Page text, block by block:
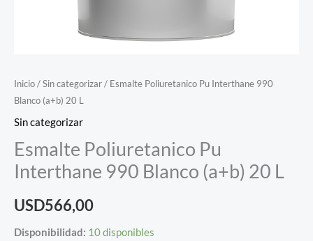
Inicio/Sin categorizar/ Esmalte Poliuretanico Pu Interthane 990
Blanco (a+b) 20 L
Sin categorizar
Esmalte Poliuretanico Pu
Interthane 990 Blanco (a+b) 20 L
USD566,00
Disponibilidad: 10 disponibles